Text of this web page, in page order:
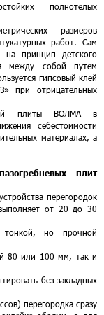
полнотелых
размеров
работ. Сам
принцип детского
между собой путем
гипсовый клей
при отрицательных
плиты ВОЛМА в
себестоимости
материалах, а
плит
перегородок
от 20 до 30
но прочной
80 или 100 мм, так и
без закладных
перегородка сразу